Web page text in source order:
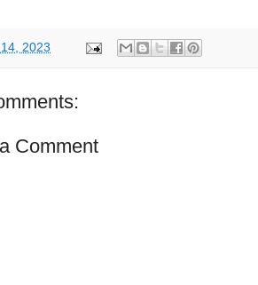
2023
Comment